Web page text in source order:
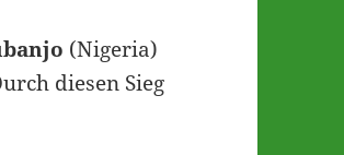
(Nigeria)
diesen Sieg